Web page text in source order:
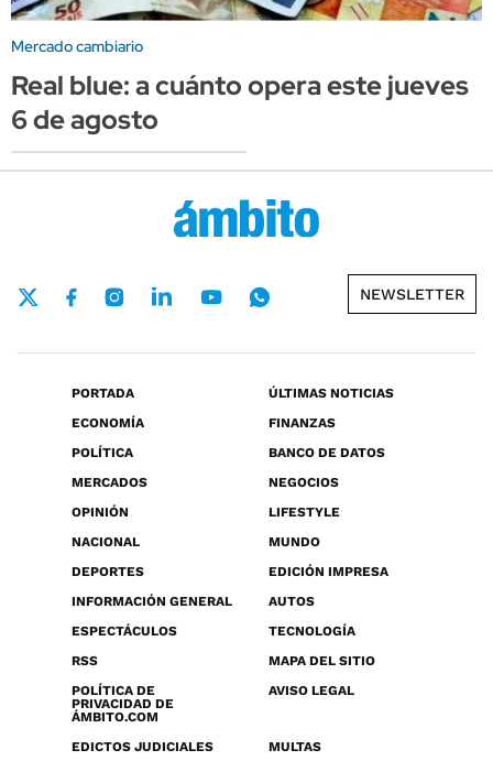
Mercado cambiario
Real blue: a cuánto opera este jueves
6 de agosto
NEWSLETTER
PORTADA
ÚLTIMAS NOTICIAS
ECONOMÍA
FINANZAS
POLÍTICA
BANCO DE DATOS
MERCADOS
NEGOCIOS
OPINIÓN
LIFESTYLE
NACIONAL
MUNDO
DEPORTES
EDICIÓN IMPRESA
INFORMACIÓN GENERAL
AUTOS
ESPECTÁCULOS
TECNOLOGÍA
RSS
MAPA DEL SITIO
POLÍTICA DE
PRIVACIDAD DE
ÁMBITO.COM
AVISO LEGAL
EDICTOS JUDICIALES MULTAS